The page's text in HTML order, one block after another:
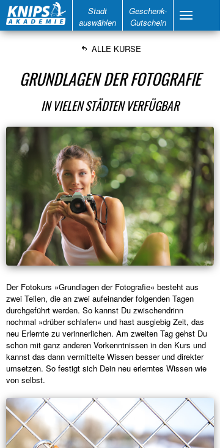
Stadt
auswählen
Geschenk-
Gutschein
ALLE KURSE
GRUNDLAGEN DER FOTOGRAFIE
IN VIELEN STÄDTEN VERFÜGBAR
Der Fotokurs »Grundlagen der Fotografie« besteht aus
zwei Teilen, die an zwei aufeinander folgenden Tagen
durchgeführt werden. So kannst Du zwischendrinn
nochmal »drüber schlafen« und hast ausgiebig Zeit, das
neu Erlernte zu verinnerlichen. Am zweiten Tag gehst Du
schon mit ganz anderen Vorkenntnissen in den Kurs und
kannst das dann vermittelte Wissen besser und direkter
umsetzen. So festigt sich Dein neu erlerntes Wissen wie
von selbst.